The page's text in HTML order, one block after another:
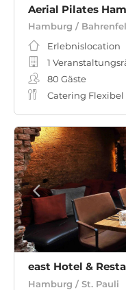
Aerial Pilates
Hamburg /
Erlebnislocation
1
80 Gäste
Catering Flexibel
east Hotel &
Hamburg / St. Pauli